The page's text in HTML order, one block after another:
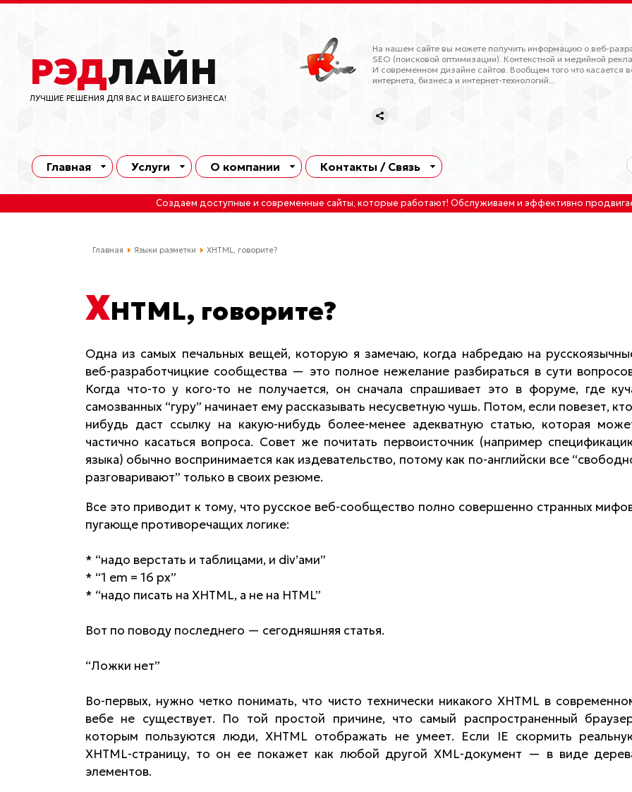
РЭДЛАЙН
ЛУЧШИЕ РЕШЕНИЯ ДЛЯ ВАС И ВАШЕГО БИЗНЕСА!
На нашем сайте вы можете получить информацию о веб-
SEO (поисковой оптимизации). Контекстной и медийной
И современном дизайне сайтов. Вообщем того что касается
интернета, бизнеса и интернет-технологий...
Главная Услуги О компании Контакты / Связь
Создаем доступные и современные сайты, которые работают! Обслуживаем и эффективно
Главная Языки разметки XHTML, говорите?
XHTML, говорите?
Одна из самых печальных вещей, которую я замечаю, когда набредаю на
веб-разработчицкие сообщества — это полное нежелание разбираться в сути
Когда что-то у кого-то не получается, он сначала спрашивает это в форуме, где
самозванных “гуру” начинает ему рассказывать несусветную чушь. Потом, если повезет,
нибудь даст ссылку на какую-нибудь более-менее адекватную статью, которая
частично касаться вопроса. Совет же почитать первоисточник (например
языка) обычно воспринимается как издевательство, потому как по-английски все
разговаривают” только в своих резюме.
Все это приводит к тому, что русское веб-сообщество полно совершенно странных
пугающе противоречащих логике:
* “надо верстать и таблицами, и div’ами”
* “1 em = 16 px”
* “надо писать на XHTML, а не на HTML”
Вот по поводу последнего — сегодняшняя статья.
“Ложки нет”
Во-первых, нужно четко понимать, что чисто технически никакого XHTML в
вебе не существует. По той простой причине, что самый распространенный
которым пользуются люди, XHTML отображать не умеет. Если IE скормить
XHTML-страницу, то он ее покажет как любой другой XML-документ — в виде
элементов.